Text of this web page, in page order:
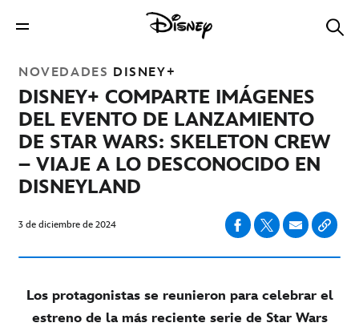
NOVEDADES DISNEY+
DISNEY+ COMPARTE IMÁGENES
DEL EVENTO DE LANZAMIENTO
DE STAR WARS: SKELETON CREW
– VIAJE A LO DESCONOCIDO EN
DISNEYLAND
3 de diciembre de 2024
Los protagonistas se reunieron para celebrar el
estreno de la más reciente serie de Star Wars